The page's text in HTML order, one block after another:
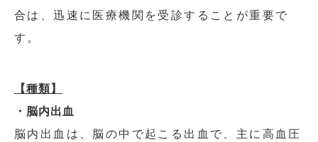
合は、迅速に医療機関を受診することが重要で
す。
【種類】
・脳内出血
脳内出血は、脳の中で起こる出血で、主に高血圧